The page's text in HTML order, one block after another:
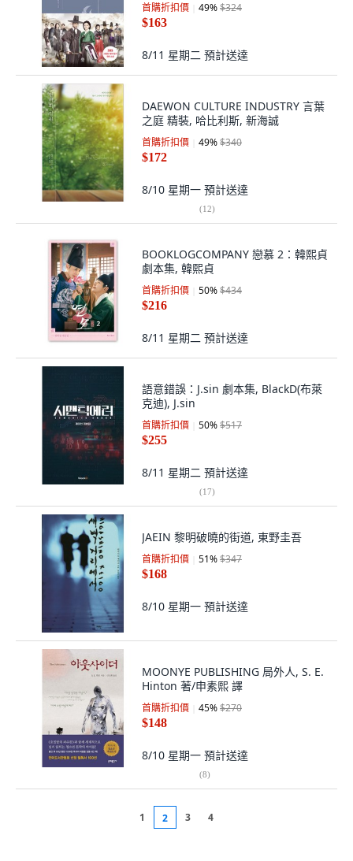
首購折扣價 49%$324
$163
8/11 星期二 預計送達
DAEWON CULTURE INDUSTRY 言葉
之庭 精裝, 哈比利斯, 新海誠
首購折扣價 49%$340
$172
8/10 星期一 預計送達
(12)
BOOKLOGCOMPANY 戀慕 2：韓熙貞
劇本集, 韓熙貞
首購折扣價 50%$434
$216
8/11 星期二 預計送達
語意錯誤：J.sin 劇本集, BlackD(布萊
克迪), J.sin
首購折扣價 50%$517
$255
8/11 星期二 預計送達
(17)
JAEIN 黎明破曉的街道, 東野圭吾
首購折扣價 51%$347
$168
8/10 星期一 預計送達
MOONYE PUBLISHING 局外人, S. E.
Hinton 著/申素熙 譯
首購折扣價 45%$270
$148
8/10 星期一 預計送達
(8)
1 2 3 4